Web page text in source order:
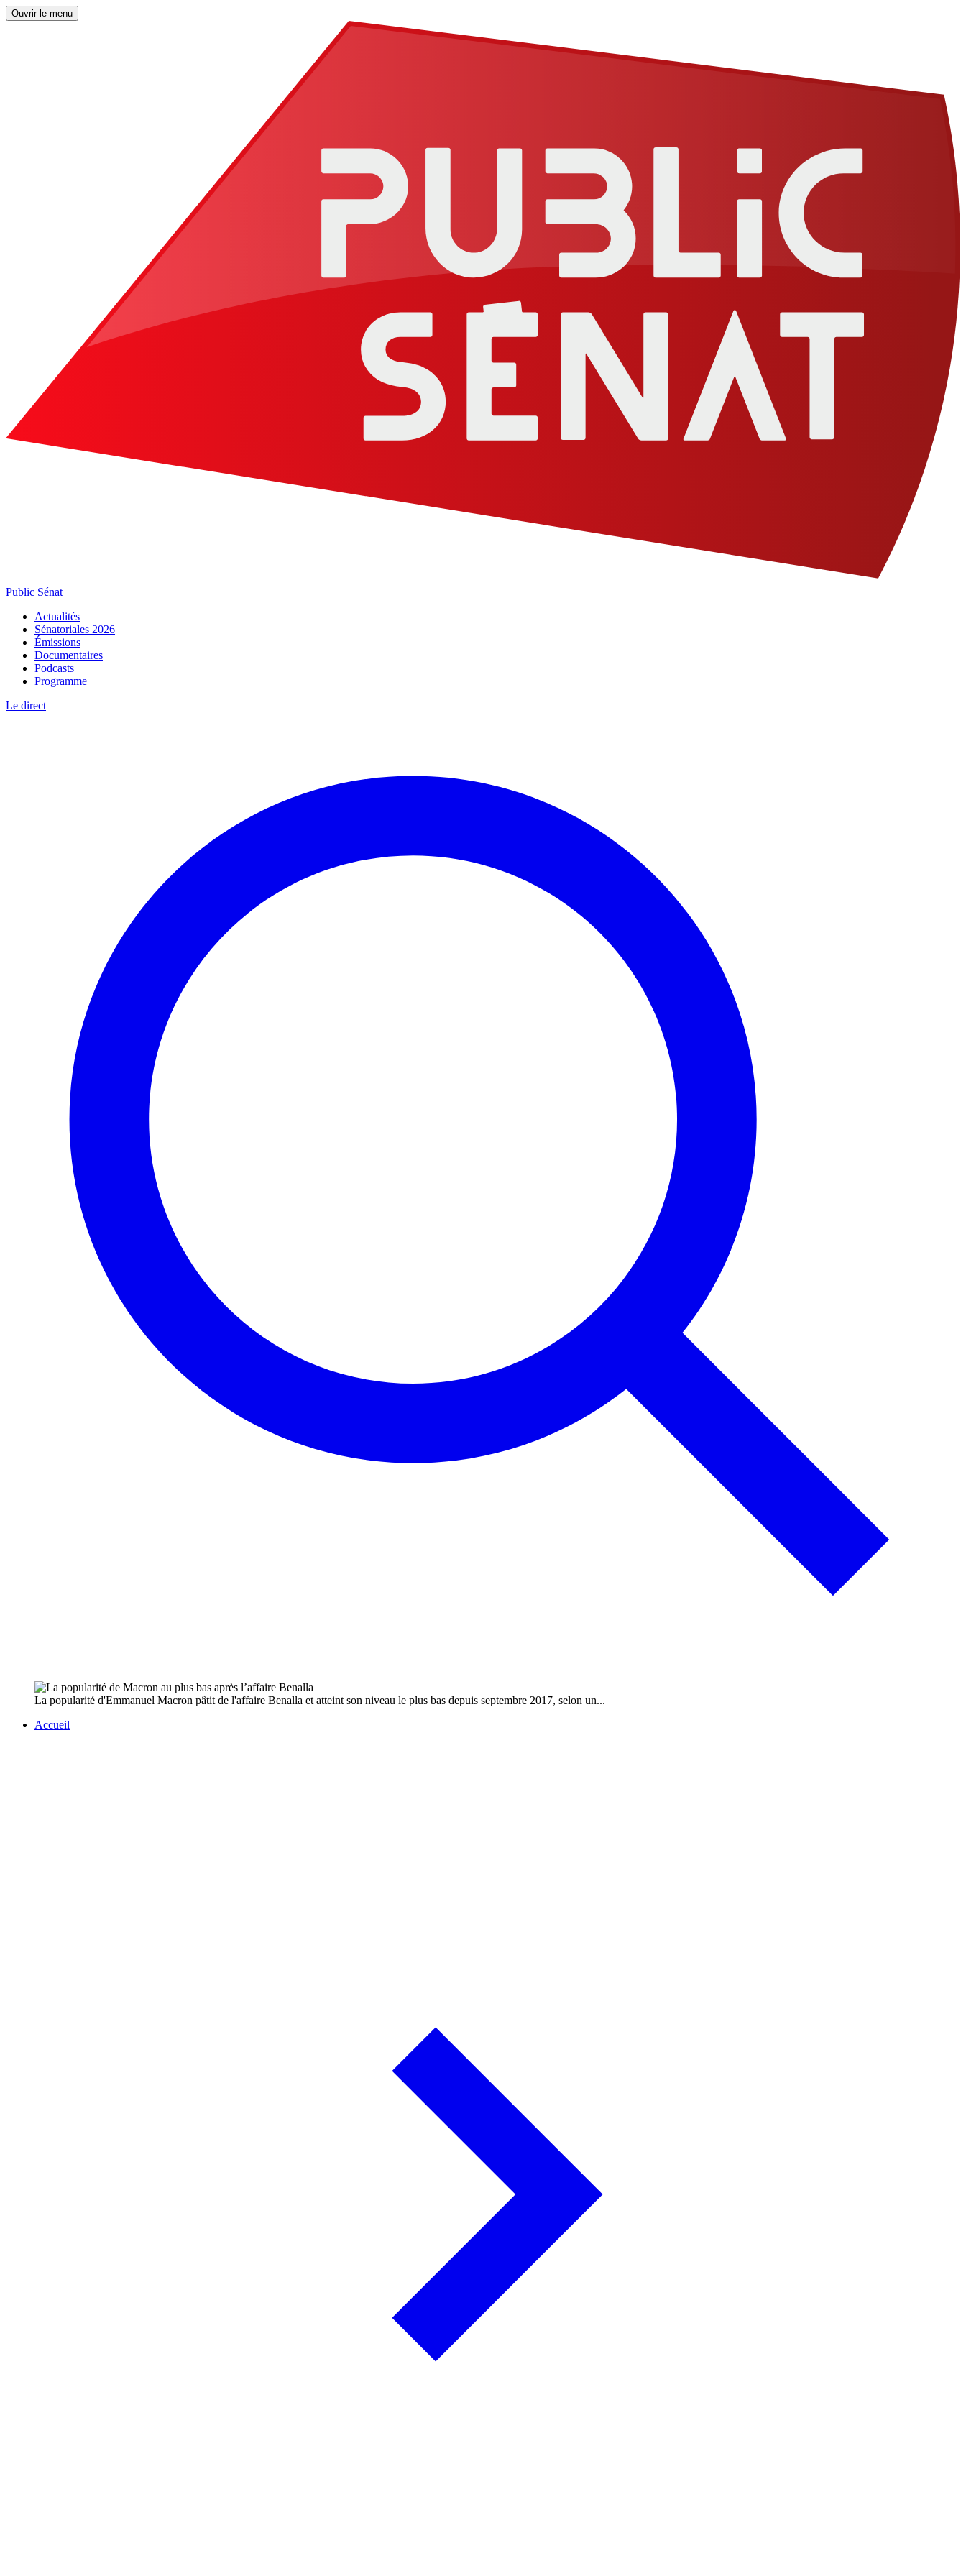
Ouvrir le menu
Public Sénat
Actualités
Sénatoriales 2026
Émissions
Documentaires
Podcasts
Programme
Le direct
La popularité d'Emmanuel Macron pâtit de l'affaire Benalla et atteint son niveau le plus bas depuis septembre 2017, selon un...
Accueil